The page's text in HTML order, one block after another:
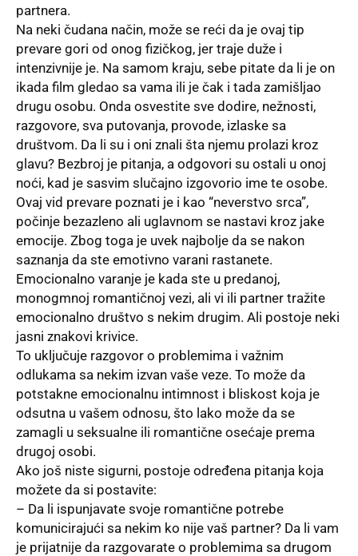
partnera.
Na neki čudana način, može se reći da je ovaj tip
prevare gori od onog fizičkog, jer traje duže i
intenzivnije je. Na samom kraju, sebe pitate da li je on
ikada film gledao sa vama ili je čak i tada zamišljao
drugu osobu. Onda osvestite sve dodire, nežnosti,
razgovore, sva putovanja, provode, izlaske sa
društvom. Da li su i oni znali šta njemu prolazi kroz
glavu? Bezbroj je pitanja, a odgovori su ostali u onoj
noći, kad je sasvim slučajno izgovorio ime te osobe.
Ovaj vid prevare poznati je i kao “neverstvo srca”,
počinje bezazleno ali uglavnom se nastavi kroz jake
emocije. Zbog toga je uvek najbolje da se nakon
saznanja da ste emotivno varani rastanete.
Emocionalno varanje je kada ste u predanoj,
monogmnoj romantičnoj vezi, ali vi ili partner tražite
emocionalno društvo s nekim drugim. Ali postoje neki
jasni znakovi krivice.
To uključuje razgovor o problemima i važnim
odlukama sa nekim izvan vaše veze. To može da
potstakne emocionalnu intimnost i bliskost koja je
odsutna u vašem odnosu, što lako može da se
zamagli u seksualne ili romantične osećaje prema
drugoj osobi.
Ako još niste sigurni, postoje određena pitanja koja
možete da si postavite:
– Da li ispunjavate svoje romantične potrebe
komunicirajući sa nekim ko nije vaš partner? Da li vam
je prijatnije da razgovarate o problemima sa drugom